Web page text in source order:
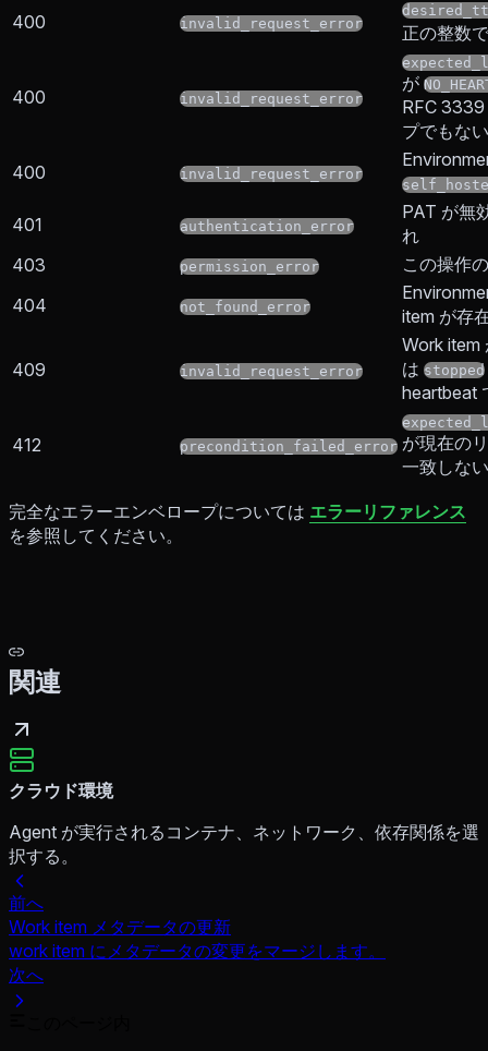
400
invalid_request_error 正の整数
400 invalid_request_error
が
RFC
プでもない
400
invalid_request_error
401 authentication_error
PAT が無
れ
403
permission_error
この操作
404
not_found_error
item が存
409 invalid_request_error
Work item
は stopped
heartbeat
412 precondition_failed_error が現在の
一致しない
完全なエラーエンベロープについては エラーリファレンス
を参照してください。
関連
クラウド環境
Agent が実行されるコンテナ、ネットワーク、依存関係を選
択する。
前へ
Work item メタデータの更新
work item にメタデータの変更をマージします。
次へ